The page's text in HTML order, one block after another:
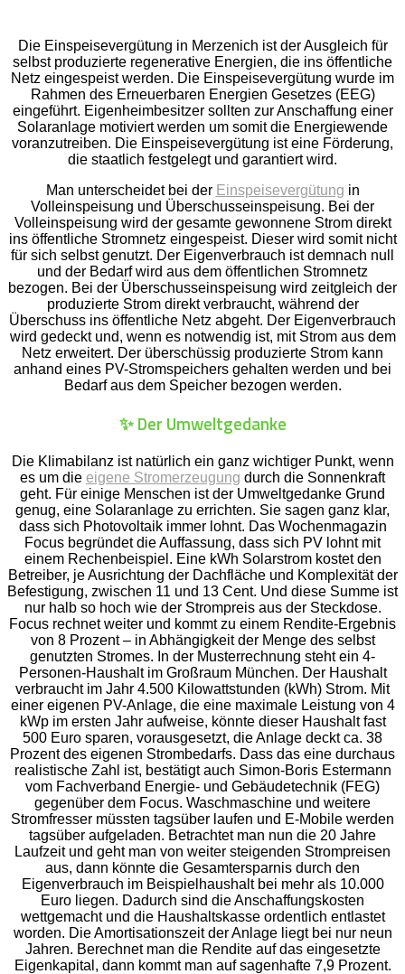
Die Einspeisevergütung in Merzenich ist der Ausgleich für
selbst produzierte regenerative Energien, die ins öffentliche
Netz eingespeist werden. Die Einspeisevergütung wurde im
Rahmen des Erneuerbaren Energien Gesetzes (EEG)
eingeführt. Eigenheimbesitzer sollten zur Anschaffung einer
Solaranlage motiviert werden um somit die Energiewende
voranzutreiben. Die Einspeisevergütung ist eine Förderung,
die staatlich festgelegt und garantiert wird.
Man unterscheidet bei der Einspeisevergütung in
Volleinspeisung und Überschusseinspeisung. Bei der
Volleinspeisung wird der gesamte gewonnene Strom direkt
ins öffentliche Stromnetz eingespeist. Dieser wird somit nicht
für sich selbst genutzt. Der Eigenverbrauch ist demnach null
und der Bedarf wird aus dem öffentlichen Stromnetz
bezogen. Bei der Überschusseinspeisung wird zeitgleich der
produzierte Strom direkt verbraucht, während der
Überschuss ins öffentliche Netz abgeht. Der Eigenverbrauch
wird gedeckt und, wenn es notwendig ist, mit Strom aus dem
Netz erweitert. Der überschüssig produzierte Strom kann
anhand eines PV-Stromspeichers gehalten werden und bei
Bedarf aus dem Speicher bezogen werden.
✨ Der Umweltgedanke
Die Klimabilanz ist natürlich ein ganz wichtiger Punkt, wenn
es um die eigene Stromerzeugung durch die Sonnenkraft
geht. Für einige Menschen ist der Umweltgedanke Grund
genug, eine Solaranlage zu errichten. Sie sagen ganz klar,
dass sich Photovoltaik immer lohnt. Das Wochenmagazin
Focus begründet die Auffassung, dass sich PV lohnt mit
einem Rechenbeispiel. Eine kWh Solarstrom kostet den
Betreiber, je Ausrichtung der Dachfläche und Komplexität der
Befestigung, zwischen 11 und 13 Cent. Und diese Summe ist
nur halb so hoch wie der Strompreis aus der Steckdose.
Focus rechnet weiter und kommt zu einem Rendite-Ergebnis
von 8 Prozent – in Abhängigkeit der Menge des selbst
genutzten Stromes. In der Musterrechnung steht ein 4-
Personen-Haushalt im Großraum München. Der Haushalt
verbraucht im Jahr 4.500 Kilowattstunden (kWh) Strom. Mit
einer eigenen PV-Anlage, die eine maximale Leistung von 4
kWp im ersten Jahr aufweise, könnte dieser Haushalt fast
500 Euro sparen, vorausgesetzt, die Anlage deckt ca. 38
Prozent des eigenen Strombedarfs. Dass das eine durchaus
realistische Zahl ist, bestätigt auch Simon-Boris Estermann
vom Fachverband Energie- und Gebäudetechnik (FEG)
gegenüber dem Focus. Waschmaschine und weitere
Stromfresser müssten tagsüber laufen und E-Mobile werden
tagsüber aufgeladen. Betrachtet man nun die 20 Jahre
Laufzeit und geht man von weiter steigenden Strompreisen
aus, dann könnte die Gesamtersparnis durch den
Eigenverbrauch im Beispielhaushalt bei mehr als 10.000
Euro liegen. Dadurch sind die Anschaffungskosten
wettgemacht und die Haushaltskasse ordentlich entlastet
worden. Die Amortisationszeit der Anlage liegt bei nur neun
Jahren. Berechnet man die Rendite auf das eingesetzte
Eigenkapital, dann kommt man auf sagenhafte 7,9 Prozent.